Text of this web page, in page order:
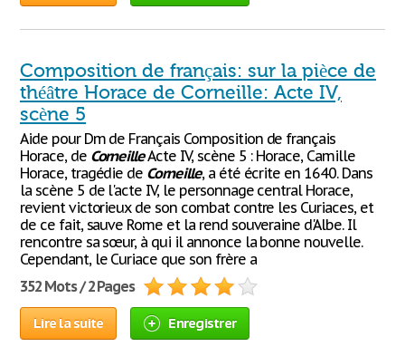
Composition de français: sur la pièce de
théâtre Horace de Corneille: Acte IV,
scène 5
Aide pour Dm de Français Composition de français
Horace, de CorneilleActe IV, scène 5 : Horace, Camille
Horace, tragédie de Corneille, a été écrite en 1640. Dans
la scène 5 de l'acte IV, le personnage central Horace,
revient victorieux de son combat contre les Curiaces, et
de ce fait, sauve Rome et la rend souveraine d'Albe. Il
rencontre sa sœur, à qui il annonce la bonne nouvelle.
Cependant, le Curiace que son frère a
352 Mots / 2 Pages
Lire la suite Enregistrer